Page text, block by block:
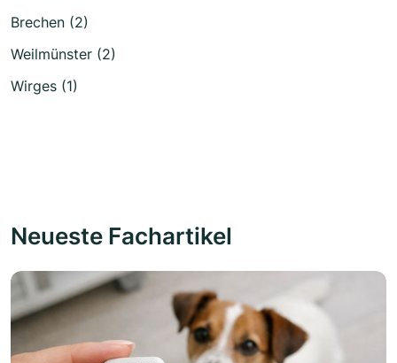
Brechen (2)
Weilmünster (2)
Wirges (1)
Neueste Fachartikel